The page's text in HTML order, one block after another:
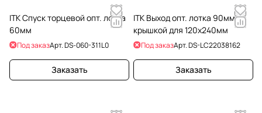
ITK Спуск торцевой опт. лотка
60мм
Под заказАрт.DS-060-311L0
Заказать
ITK Выход опт. лотка 90мм с
крышкой для 120х240мм
Под заказАрт.DS-LC22038162
Заказать